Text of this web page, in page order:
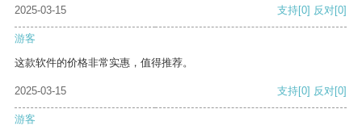
2025-03-15
支持[0] 反对[0]
游客
这款软件的价格非常实惠，值得推荐。
2025-03-15 支持[0] 反对[0]
游客